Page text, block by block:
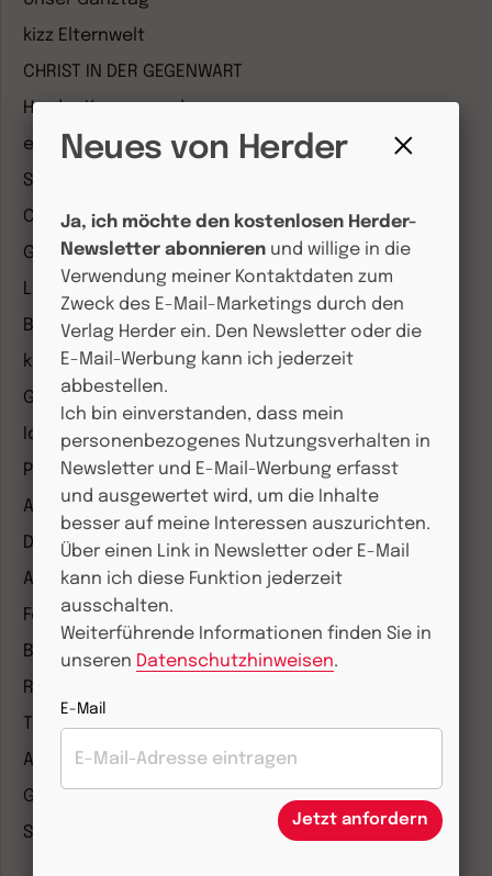
kizz Elternwelt
CHRIST IN DER GEGENWART
Herder Korrespondenz
einfach leben
Stimmen der Zeit
COMMUNIO
Gemeinsam Glauben
Lebensspuren
Bibel lesen
kunst und kirche
Gottesdienst
Ideenwerkstatt Gottesdienste
Pastoralblätter
Anzeiger für die Seelsorge
Diakonia
Amosinternational
Forum Weltkirche
Biblische Notizen
Römische Quartalschrift
Theologie und Philosophie
ANTIKE WELT & Archäologie in Deutschland
G/GESCHICHTE
Staatslexikon
Neues von Herder
Ja, ich möchte den kostenlosen Herder-
Newsletter abonnieren und willige in die
Verwendung meiner Kontaktdaten zum
Zweck des E-Mail-Marketings durch den
Verlag Herder ein. Den Newsletter oder die
E-Mail-Werbung kann ich jederzeit
abbestellen.
Ich bin einverstanden, dass mein
personenbezogenes Nutzungsverhalten in
Newsletter und E-Mail-Werbung erfasst
und ausgewertet wird, um die Inhalte
besser auf meine Interessen auszurichten.
Über einen Link in Newsletter oder E-Mail
kann ich diese Funktion jederzeit
ausschalten.
Weiterführende Informationen finden Sie in
unseren Datenschutzhinweisen.
E-Mail
Jetzt anfordern